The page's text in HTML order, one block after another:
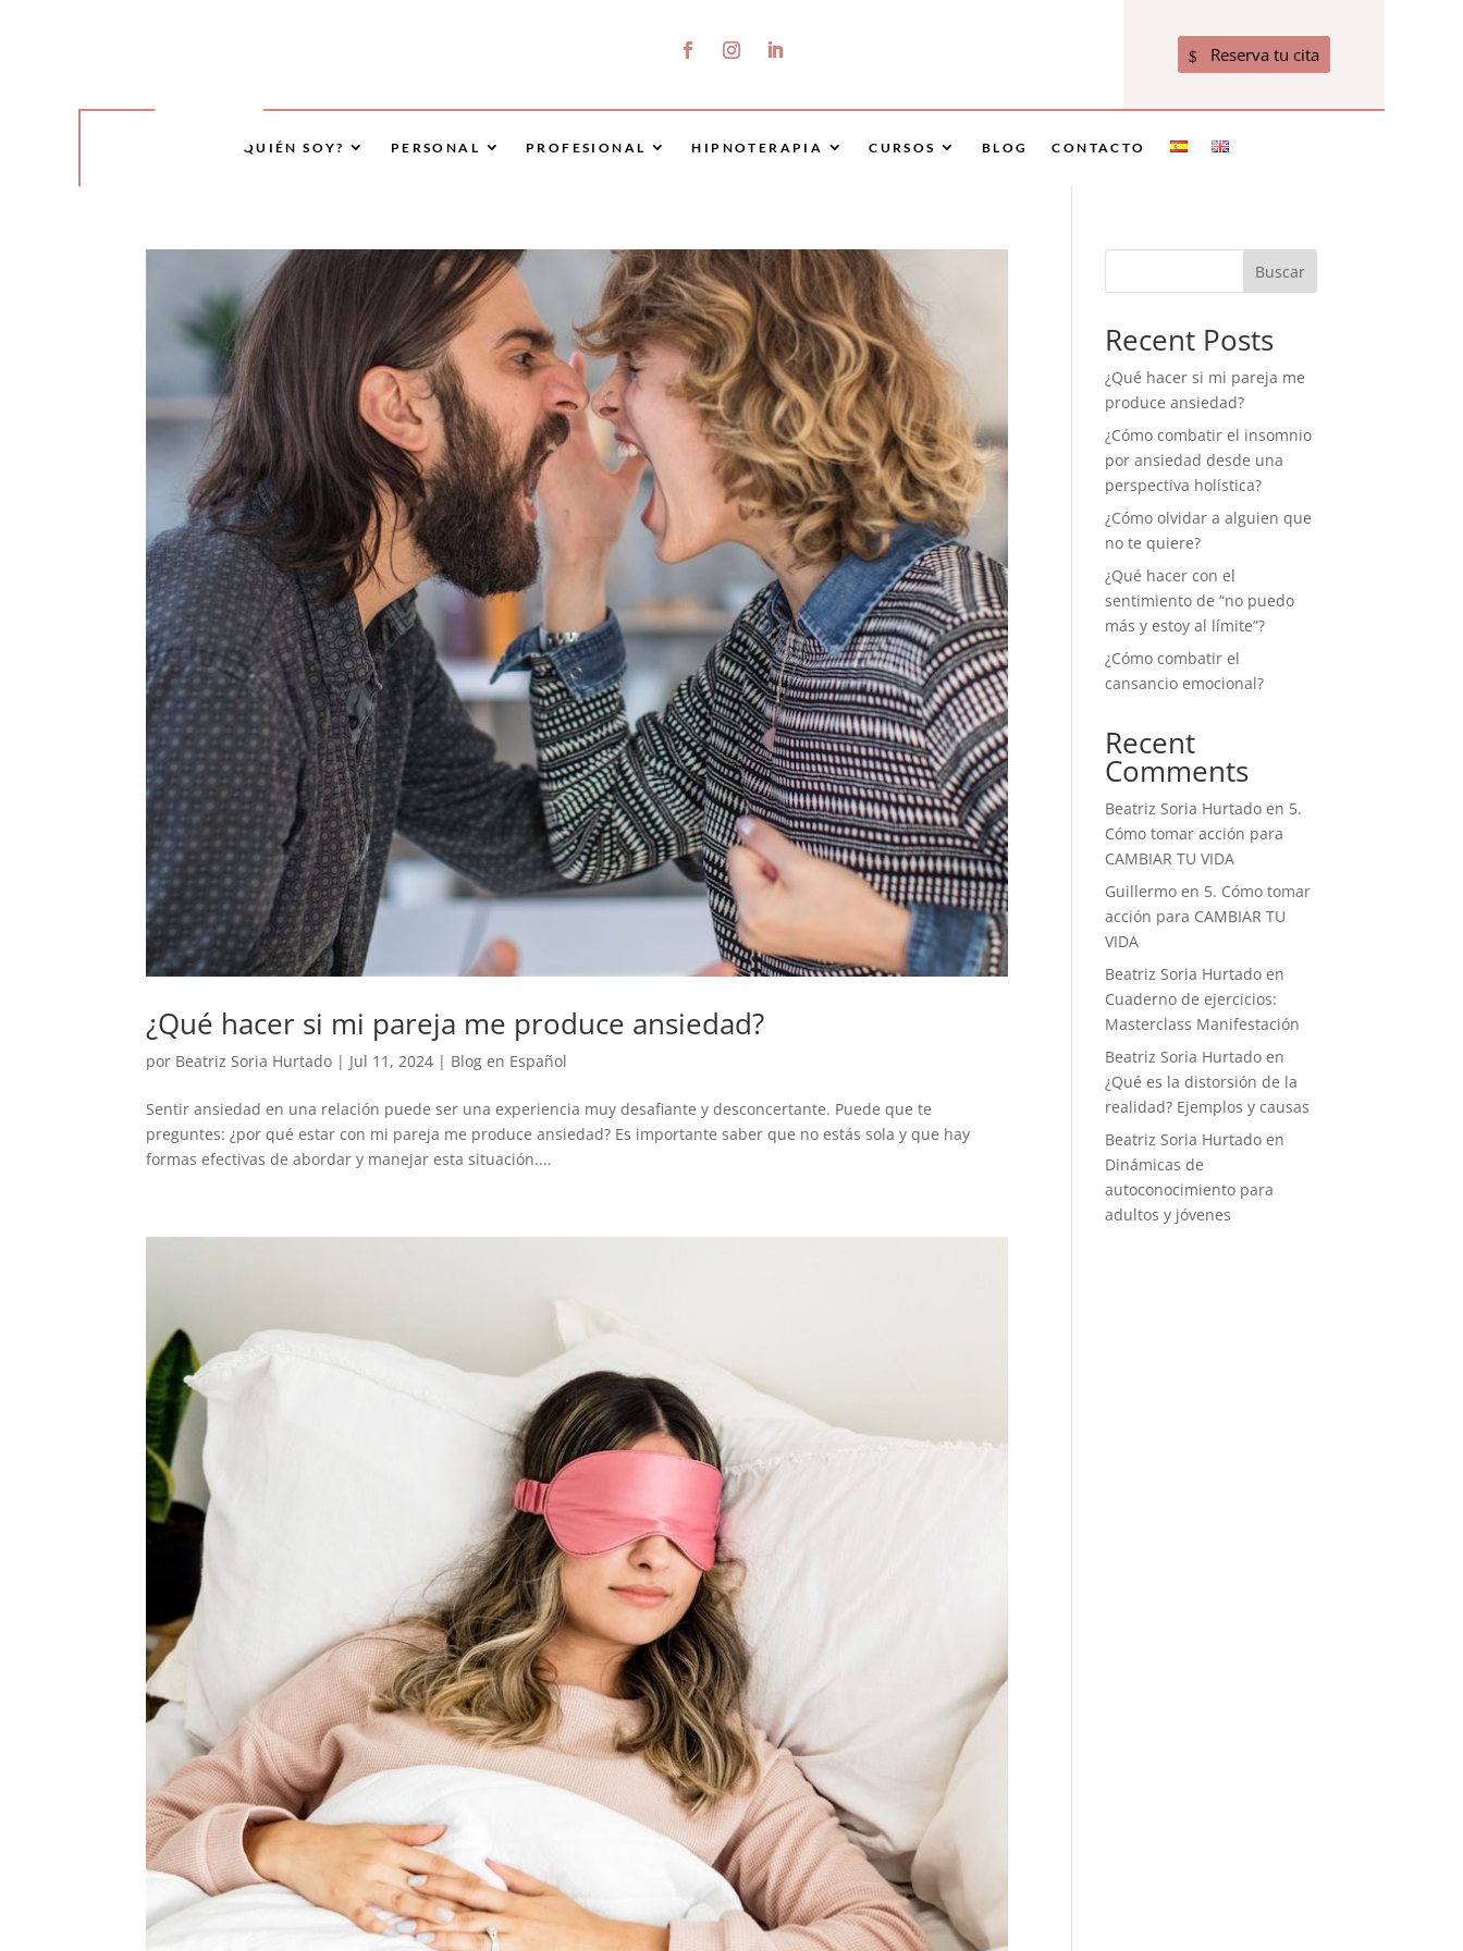
Reserva tu cita
¿QUIÉN SOY? PERSONAL PROFESIONAL HIPNOTERAPIA CURSOS BLOG CONTACTO
¿Qué hacer si mi pareja me produce ansiedad?
por Beatriz Soria Hurtado | Jul 11, 2024 | Blog en Español
Sentir ansiedad en una relación puede ser una experiencia muy desafiante y desconcertante. Puede que te
preguntes: ¿por qué estar con mi pareja me produce ansiedad? Es importante saber que no estás sola y que hay
formas efectivas de abordar y manejar esta situación....
Buscar
Recent Posts
¿Qué hacer si mi pareja me
produce ansiedad?
¿Cómo combatir el insomnio
por ansiedad desde una
perspectiva holística?
¿Cómo olvidar a alguien que
no te quiere?
¿Qué hacer con el
sentimiento de “no puedo
más y estoy al límite”?
¿Cómo combatir el
cansancio emocional?
Recent
Comments
Beatriz Soria Hurtado en 5.
Cómo tomar acción para
CAMBIAR TU VIDA
Guillermo en 5. Cómo tomar
acción para CAMBIAR TU
VIDA
Beatriz Soria Hurtado en
Cuaderno de ejercicios:
Masterclass Manifestación
Beatriz Soria Hurtado en
¿Qué es la distorsión de la
realidad? Ejemplos y causas
Beatriz Soria Hurtado en
Dinámicas de
autoconocimiento para
adultos y jóvenes